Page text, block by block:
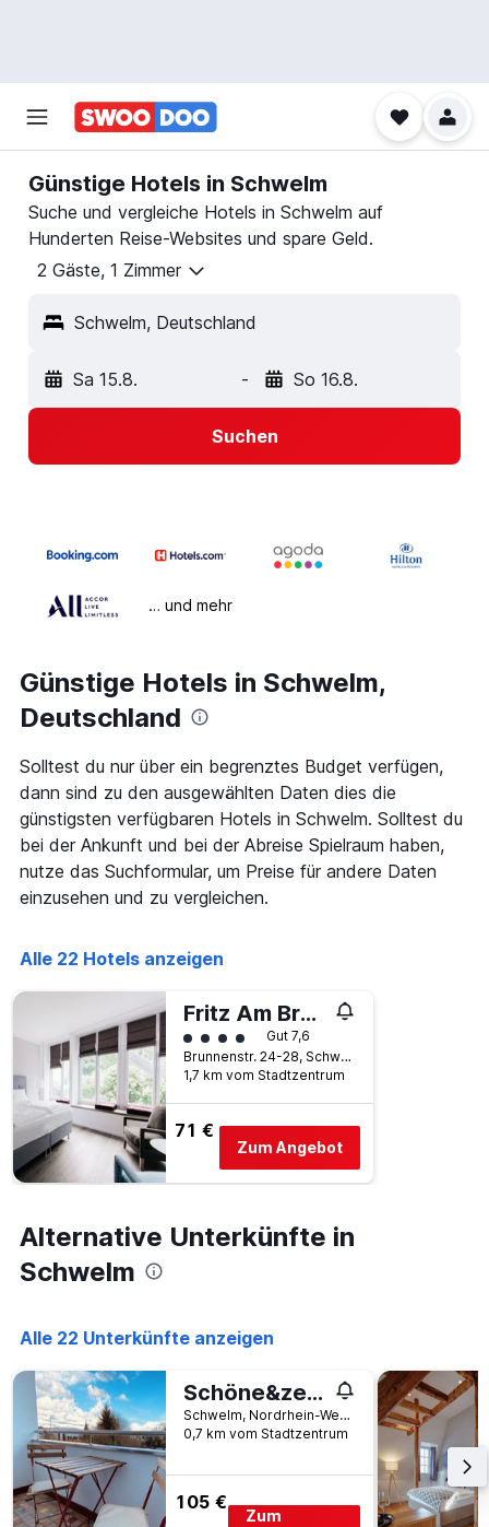
Günstige Hotels in Schwelm
Suche und vergleiche Hotels in Schwelm auf
Hunderten Reise-Websites und spare Geld.
2 Gäste, 1 Zimmer
Schwelm, Deutschland
Sa 15.8. - So 16.8.
Suchen
… und mehr
Günstige Hotels in Schwelm,
Deutschland
Solltest du nur über ein begrenztes Budget verfügen,
dann sind zu den ausgewählten Daten dies die
günstigsten verfügbaren Hotels in Schwelm. Solltest du
bei der Ankunft und bei der Abreise Spielraum haben,
nutze das Suchformular, um Preise für andere Daten
einzusehen und zu vergleichen.
Alle 22 Hotels anzeigen
Fritz Am Brunnen
Bewertungskategorie 4
Gut 7,6
Brunnenstr. 24-28, Schwelm, Nordrhein-Westfalen, Deutschland
1,7 km vom Stadtzentrum
71 €
Zum Angebot
Alternative Unterkünfte in
Schwelm
Alle 22 Unterkünfte anzeigen
Schöne&zentrale Ferienwohnung in Schwelm in der Nähe von Wuppertal,Düsseldorf, Köln,Ruhrgebiet
Schwelm, Nordrhein-Westfalen, Deutschland
0,7 km vom Stadtzentrum
105 €
Zum